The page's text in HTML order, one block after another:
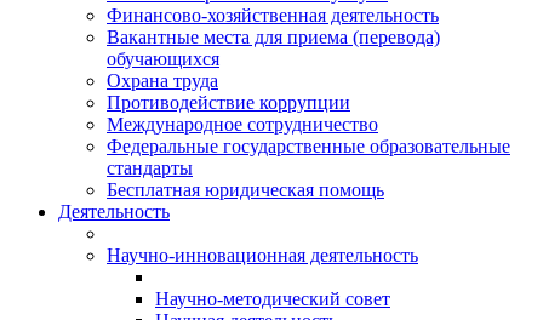
Финансово-хозяйственная деятельность
Вакантные места для приема (перевода)
обучающихся
Охрана труда
Противодействие коррупции
Международное сотрудничество
Федеральные государственные образовательные
стандарты
Бесплатная юридическая помощь
Деятельность
Научно-инновационная деятельность
Научно-методический совет